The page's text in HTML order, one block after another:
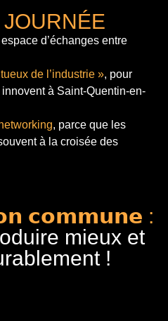
JOURNÉE
espace d’échanges entre
de l’industrie », pour
à Saint-Quentin-en-
, parce que les
à la croisée des
𝗰𝗼𝗺𝗺𝘂𝗻𝗲 :
mieux et
!